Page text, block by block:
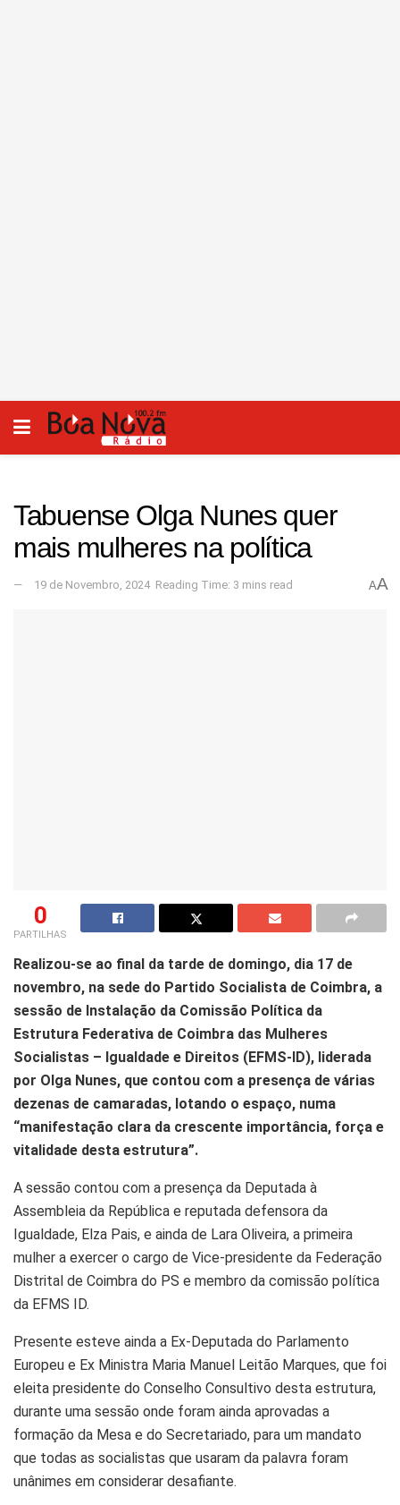
Tabuense Olga Nunes quer
mais mulheres na política
19 de Novembro, 2024 Reading Time: 3 mins read AA
0
PARTILHAS
Realizou-se ao final da tarde de domingo, dia 17 de
novembro, na sede do Partido Socialista de Coimbra, a
sessão de Instalação da Comissão Política da
Estrutura Federativa de Coimbra das Mulheres
Socialistas – Igualdade e Direitos (EFMS-ID), liderada
por Olga Nunes, que contou com a presença de várias
dezenas de camaradas, lotando o espaço, numa
“manifestação clara da crescente importância, força e
vitalidade desta estrutura”.
A sessão contou com a presença da Deputada à
Assembleia da República e reputada defensora da
Igualdade, Elza Pais, e ainda de Lara Oliveira, a primeira
mulher a exercer o cargo de Vice-presidente da Federação
Distrital de Coimbra do PS e membro da comissão política
da EFMS ID.
Presente esteve ainda a Ex-Deputada do Parlamento
Europeu e Ex Ministra Maria Manuel Leitão Marques, que foi
eleita presidente do Conselho Consultivo desta estrutura,
durante uma sessão onde foram ainda aprovadas a
formação da Mesa e do Secretariado, para um mandato
que todas as socialistas que usaram da palavra foram
unânimes em considerar desafiante.